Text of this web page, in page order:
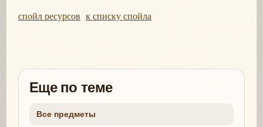
спойл ресурсов к списку спойла
Еще по теме
Все предметы